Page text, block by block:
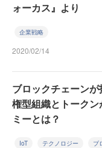
ォーカス』より
企業戦略
2020/02/14
ブロックチェーン
権型組織とトーク
ミーとは？
IoT テクノロジー ブ